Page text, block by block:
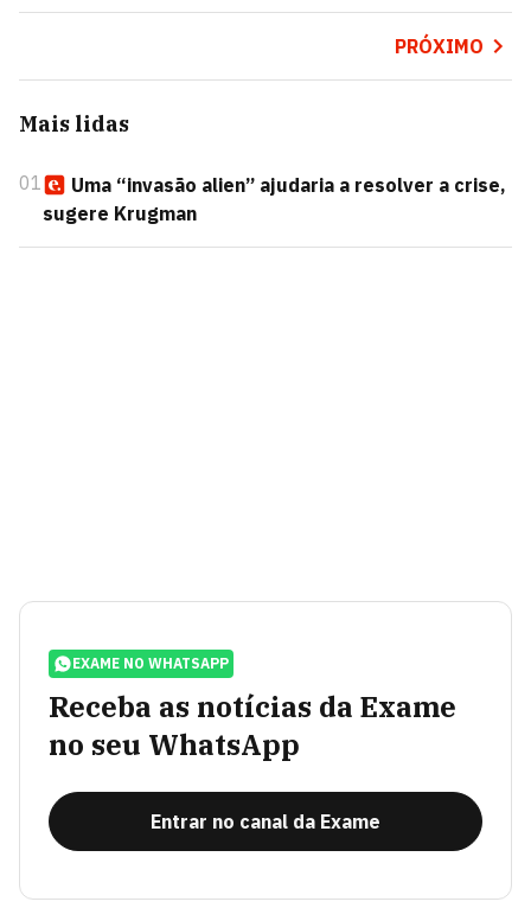
PRÓXIMO
Mais lidas
01
Uma “invasão alien” ajudaria a resolver a crise,
sugere Krugman
EXAME NO WHATSAPP
Receba as notícias da Exame
no seu WhatsApp
Entrar no canal da Exame